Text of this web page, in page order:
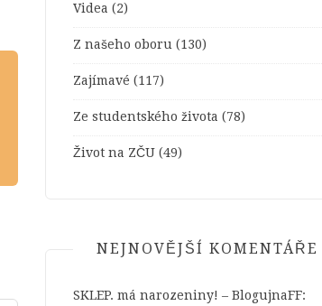
Videa (2)
Z našeho oboru (130)
Zajímavé (117)
Ze studentského života (78)
Život na ZČU (49)
NEJNOVĚJŠÍ KOMENTÁŘE
SKLEP. má narozeniny! – BlogujnaFF: